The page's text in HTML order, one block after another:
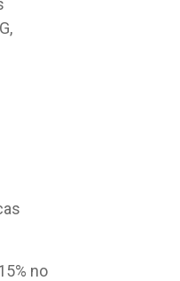
no